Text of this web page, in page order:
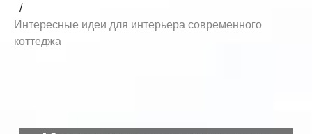
Интересные идеи для интерьера современного
коттеджа